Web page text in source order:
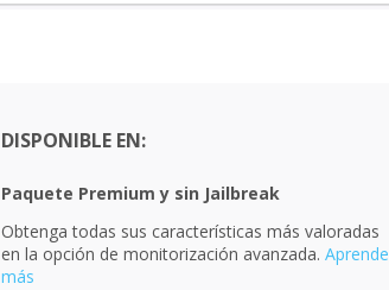
DISPONIBLE EN:
Paquete Premium y sin Jailbreak
Obtenga todas sus características más valoradas
en la opción de monitorización avanzada. Aprende
más